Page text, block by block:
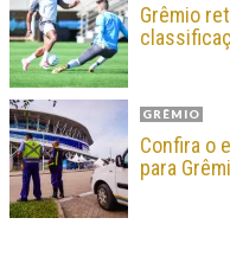
Grêmio
GRÊMIO
Confira o
para